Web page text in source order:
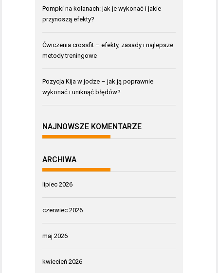
Pompki na kolanach: jak je wykonać i jakie
przynoszą efekty?
Ćwiczenia crossfit – efekty, zasady i najlepsze
metody treningowe
Pozycja Kija w jodze – jak ją poprawnie
wykonać i uniknąć błędów?
NAJNOWSZE KOMENTARZE
ARCHIWA
lipiec 2026
czerwiec 2026
maj 2026
kwiecień 2026